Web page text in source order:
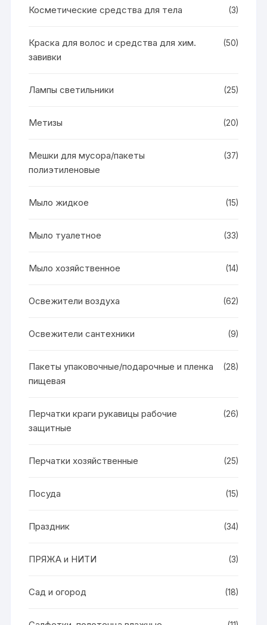
Косметические средства для тела (3)
Краска для волос и средства для хим.
завивки
(50)
Лампы светильники (25)
Метизы (20)
Мешки для мусора/пакеты
полиэтиленовые
(37)
Мыло жидкое (15)
Мыло туалетное (33)
Мыло хозяйственное (14)
Освежители воздуха (62)
Освежители сантехники (9)
Пакеты упаковочные/подарочные и пленка
пищевая
(28)
Перчатки краги рукавицы рабочие
защитные
(26)
Перчатки хозяйственные (25)
Посуда (15)
Праздник (34)
ПРЯЖА и НИТИ (3)
Сад и огород (18)